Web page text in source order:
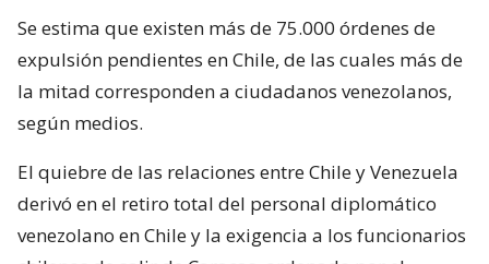
Se estima que existen más de 75.000 órdenes de
expulsión pendientes en Chile, de las cuales más de
la mitad corresponden a ciudadanos venezolanos,
según medios.
El quiebre de las relaciones entre Chile y Venezuela
derivó en el retiro total del personal diplomático
venezolano en Chile y la exigencia a los funcionarios